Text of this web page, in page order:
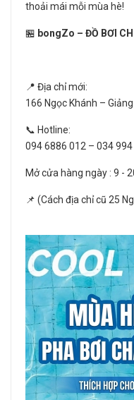
thoải mái mỗi mùa hè!
🏪 bongZo – ĐỒ BƠI
📍 Địa chỉ mới:
166 Ngọc Khánh –
📞 Hotline:
094 6886 012 – 034
Mở cửa hàng ngày : 9 -
📌 (Cách địa chỉ cũ 25